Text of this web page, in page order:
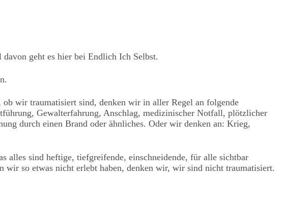
geht es hier bei Endlich Ich Selbst.
wir traumatisiert sind, denken wir in aller Regel an folgende
Gewalterfahrung, Anschlag, medizinischer Notfall, plötzlicher
durch einen Brand oder ähnliches. Oder wir denken an: Krieg,
alles sind heftige, tiefgreifende, einschneidende, für alle sichtbar
wir so etwas nicht erlebt haben, denken wir, wir sind nicht traumatisiert.